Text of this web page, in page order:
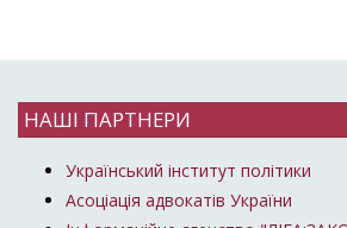
НАШІ ПАРТНЕРИ
Український інститут політики
Асоціація адвокатів України